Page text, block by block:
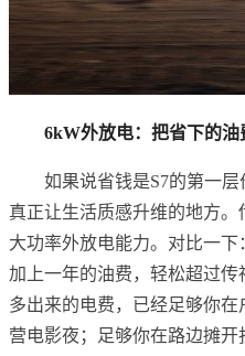
6kW外放电：把省下的
如果说省钱是S7的第一
真正让生活质感升维的地方
大功率外放电能力。对比一下
加上一年的油费，轻松超过
多出来的电费，已经足够你
营电影夜；足够你在路边摊